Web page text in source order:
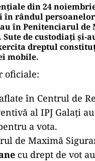
din 24
în rândul
în Penitenciarul de
de custodiați și-
dreptul
mobile.
oficiale:
aflate în Centrul de
al IPJ Galați
a vota.
de Maximă
cu drept de vot